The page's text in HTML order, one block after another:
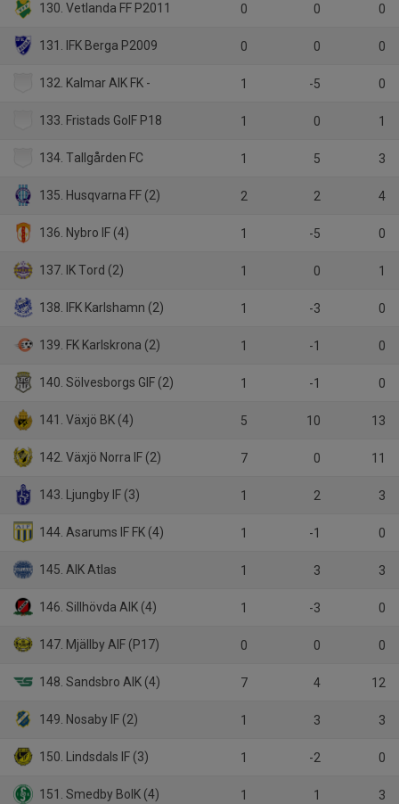
130. Vetlanda FF P2011 0 0 0
131. IFK Berga P2009 0 0 0
132. Kalmar AIK FK - 1 -5 0
133. Fristads GoIF P18 1 0 1
134. Tallgården FC 1 5 3
135. Husqvarna FF (2) 2 2 4
136. Nybro IF (4) 1 -5 0
137. IK Tord (2) 1 0 1
138. IFK Karlshamn (2) 1 -3 0
139. FK Karlskrona (2) 1 -1 0
140. Sölvesborgs GIF (2) 1 -1 0
141. Växjö BK (4) 5 10 13
142. Växjö Norra IF (2) 7 0 11
143. Ljungby IF (3) 1 2 3
144. Asarums IF FK (4) 1 -1 0
145. AIK Atlas 1 3 3
146. Sillhövda AIK (4) 1 -3 0
147. Mjällby AIF (P17) 0 0 0
148. Sandsbro AIK (4) 7 4 12
149. Nosaby IF (2) 1 3 3
150. Lindsdals IF (3) 1 -2 0
151. Smedby BoIK (4) 1 1 3